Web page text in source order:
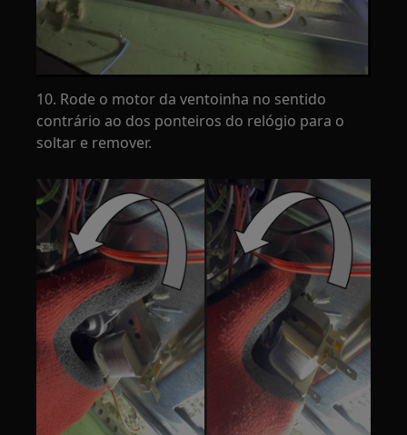
10. Rode o motor da ventoinha no sentido
contrário ao dos ponteiros do relógio para o
soltar e remover.